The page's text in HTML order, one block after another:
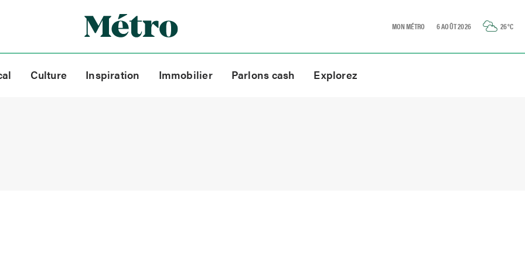
MON MÉTRO 6 AOÛT 2026 26°C
Culture Inspiration Immobilier Parlons cash Explorez